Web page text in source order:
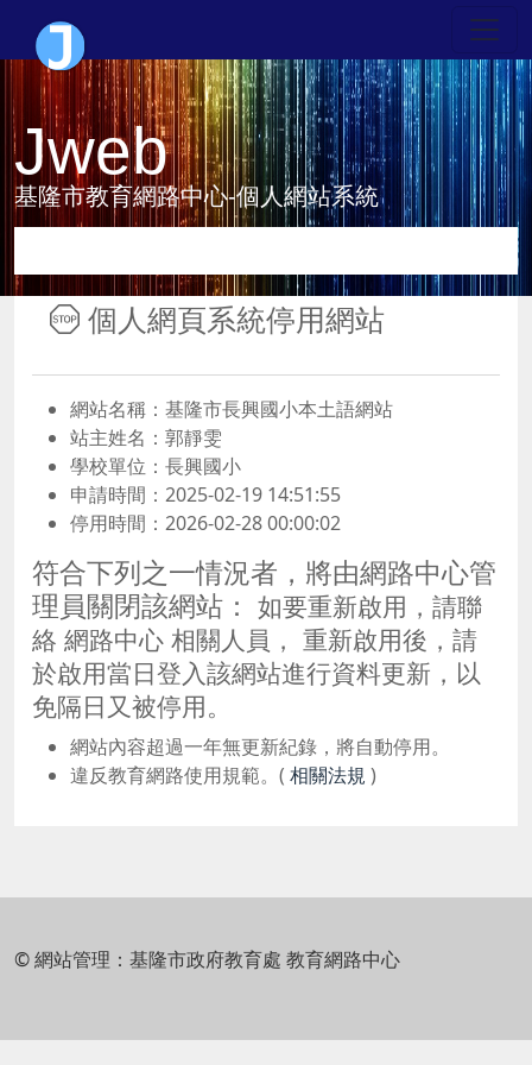
Jweb
基隆市教育網路中心-個人網站系統
個人網頁系統停用網站
網站名稱：基隆市長興國小本土語網站
站主姓名：郭靜雯
學校單位：長興國小
申請時間：2025-02-19 14:51:55
停用時間：2026-02-28 00:00:02
符合下列之一情況者，將由網路中心管
理員關閉該網站： 如要重新啟用，請聯
絡 網路中心 相關人員， 重新啟用後，請
於啟用當日登入該網站進行資料更新，以
免隔日又被停用。
網站內容超過一年無更新紀錄，將自動停用。
違反教育網路使用規範。( 相關法規 )
© 網站管理：基隆市政府教育處 教育網路中心